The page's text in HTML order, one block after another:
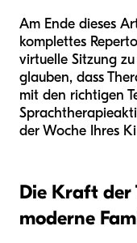
Am Ende dieses
komplettes
virtuelle Sitzung
glauben, dass
mit den richtigen
der Woche Ihres
Die Kraft der
moderne